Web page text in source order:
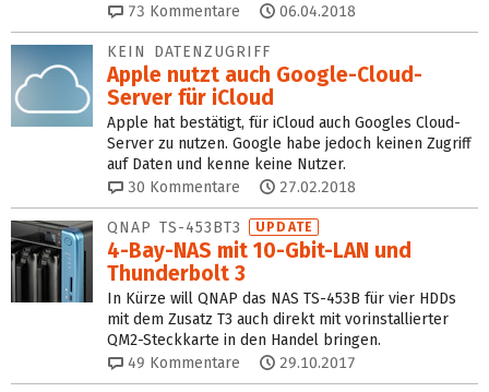
73 Kommentare 06.04.2018
KEIN DATENZUGRIFF
Apple nutzt auch Google-Cloud-
Server für iCloud
Apple hat bestätigt, für iCloud auch Googles Cloud-
Server zu nutzen. Google habe jedoch keinen Zugriff
auf Daten und kenne keine Nutzer.
30 Kommentare 27.02.2018
QNAP TS-453BT3 UPDATE
4-Bay-NAS mit 10-Gbit-LAN und
Thunderbolt 3
In Kürze will QNAP das NAS TS-453B für vier HDDs
mit dem Zusatz T3 auch direkt mit vorinstallierter
QM2-Steckkarte in den Handel bringen.
49 Kommentare 29.10.2017